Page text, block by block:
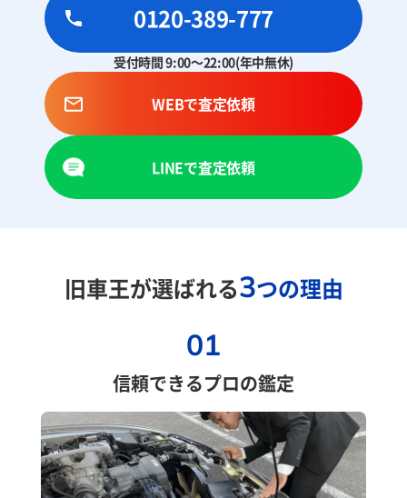
0120-389-777
受付時間 9:00～22:00(年中無休)
WEBで査定依頼
LINEで査定依頼
旧車王が選ばれる3つの理由
01
信頼できるプロの鑑定